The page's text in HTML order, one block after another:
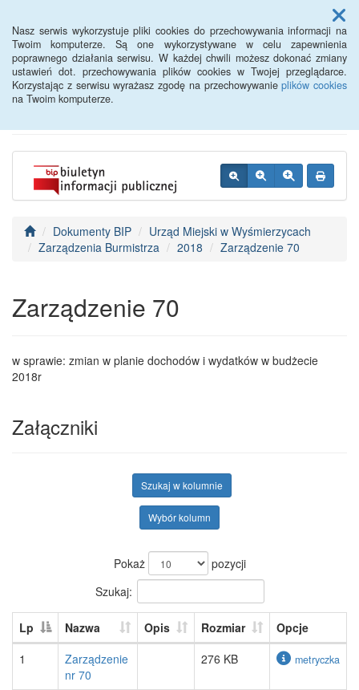
Nasz serwis wykorzystuje pliki cookies do przechowywania informacji na
Twoim komputerze. Są one wykorzystywane w celu zapewnienia
poprawnego działania serwisu. W każdej chwili możesz dokonać zmiany
ustawień dot. przechowywania plików cookies w Twojej przeglądarce.
Korzystając z serwisu wyrażasz zgodę na przechowywanieplików cookies
na Twoim komputerze.
Menu
BIP - Urząd Miejski
Wyśmierzyce
Dokumenty BIP
Urząd Miejski w Wyśmierzycach
Zarządzenia Burmistrza
2018 Zarządzenie 70
Zarządzenie 70
w sprawie: zmian w planie dochodów i wydatków w budżecie
2018r
Załączniki
Szukaj w kolumnie
Wybór kolumn
Pokaż
pozycji
Szukaj:
Lp Nazwa Opis Rozmiar
Opcje
1
Zarządzenie
nr 70
276 KB metryczka